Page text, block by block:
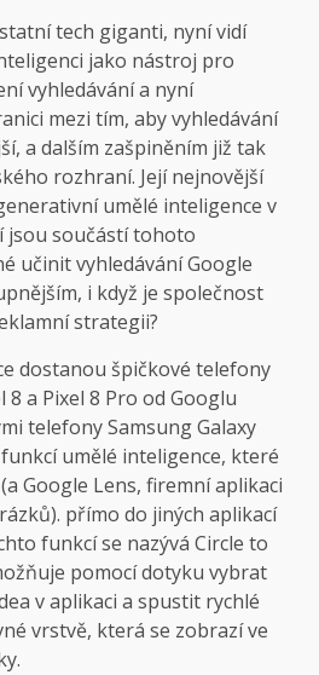
tech giganti, nyní vidí
jako nástroj pro
vyhledávání a nyní
mezi tím, aby vyhledávání
a dalším zašpiněním již tak
rozhraní. Její nejnovější
umělé inteligence v
jsou součástí tohoto
učinit vyhledávání Google
i když je společnost
strategii?
dostanou špičkové telefony
a Pixel 8 Pro od Googlu
telefony Samsung Galaxy
umělé inteligence, které
Google Lens, firemní aplikaci
přímo do jiných aplikací
funkcí se nazývá Circle to
pomocí dotyku vybrat
v aplikaci a spustit rychlé
vrstvě, která se zobrazí ve